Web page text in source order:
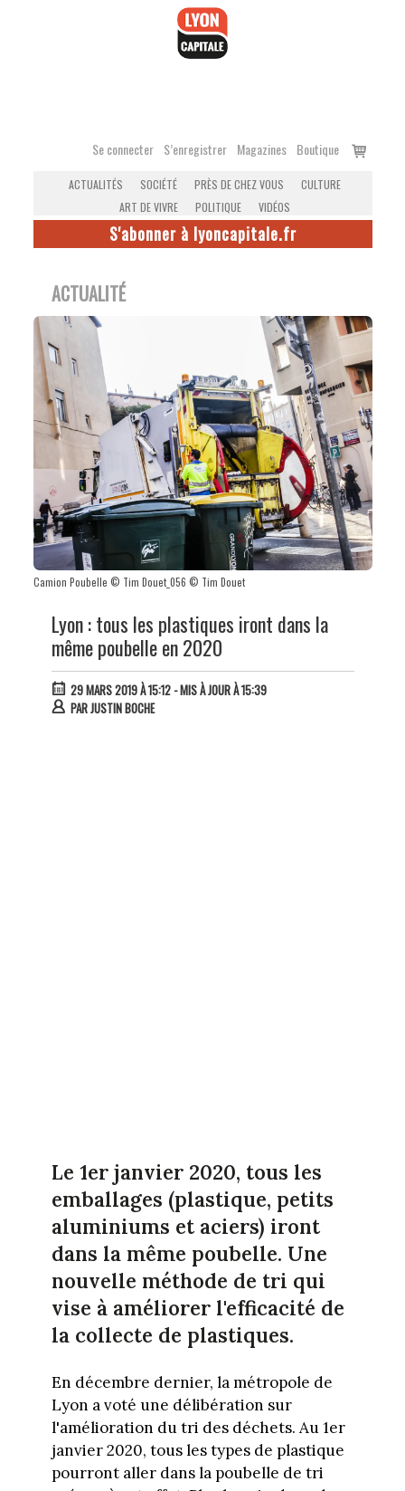
Se connecter S’enregistrer Magazines Boutique
Voir
ACTUALITÉS SOCIÉTÉ PRÈS DE CHEZ VOUS
CULTURE
ART DE VIVRE
POLITIQUE VIDÉOS
S'abonner à lyoncapitale.fr
ACTUALITÉ
Camion Poubelle © Tim Douet_056 © Tim Douet
Lyon : tous les plastiques iront dans la
même poubelle en 2020
29 MARS 2019 À 15:12- MIS À JOUR À 15:39
PARJUSTIN BOCHE
Le 1er janvier 2020, tous les
emballages (plastique, petits
aluminiums et aciers) iront
dans la même poubelle. Une
nouvelle méthode de tri qui
vise à améliorer l'efficacité de
la collecte de plastiques.
En décembre dernier, la métropole de
Lyon a voté une délibération sur
l'amélioration du tri des déchets. Au 1er
janvier 2020, tous les types de plastique
pourront aller dans la poubelle de tri